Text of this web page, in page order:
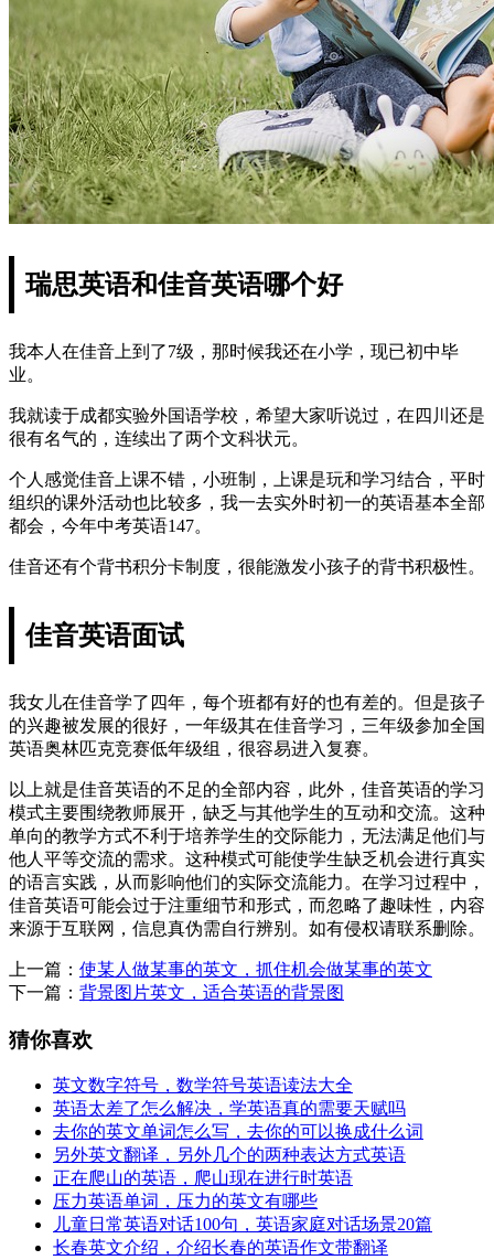
瑞思英语和佳音英语哪个好
我本人在佳音上到了7级，那时候我还在小学，现已初中毕
业。
我就读于成都实验外国语学校，希望大家听说过，在四川还是
很有名气的，连续出了两个文科状元。
个人感觉佳音上课不错，小班制，上课是玩和学习结合，平时
组织的课外活动也比较多，我一去实外时初一的英语基本全部
都会，今年中考英语147。
佳音还有个背书积分卡制度，很能激发小孩子的背书积极性。
佳音英语面试
我女儿在佳音学了四年，每个班都有好的也有差的。但是孩子
的兴趣被发展的很好，一年级其在佳音学习，三年级参加全国
英语奥林匹克竞赛低年级组，很容易进入复赛。
以上就是佳音英语的不足的全部内容，此外，佳音英语的学习
模式主要围绕教师展开，缺乏与其他学生的互动和交流。这种
单向的教学方式不利于培养学生的交际能力，无法满足他们与
他人平等交流的需求。这种模式可能使学生缺乏机会进行真实
的语言实践，从而影响他们的实际交流能力。在学习过程中，
佳音英语可能会过于注重细节和形式，而忽略了趣味性，内容
来源于互联网，信息真伪需自行辨别。如有侵权请联系删除。
上一篇： 使某人做某事的英文，抓住机会做某事的英文
下一篇： 背景图片英文，适合英语的背景图
猜你喜欢
英文数字符号，数学符号英语读法大全
英语太差了怎么解决，学英语真的需要天赋吗
去你的英文单词怎么写，去你的可以换成什么词
另外英文翻译，另外几个的两种表达方式英语
正在爬山的英语，爬山现在进行时英语
压力英语单词，压力的英文有哪些
儿童日常英语对话100句，英语家庭对话场景20篇
长春英文介绍，介绍长春的英语作文带翻译